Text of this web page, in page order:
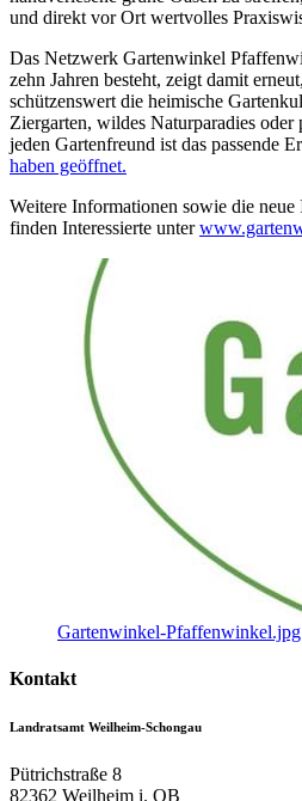
und direkt vor Ort wertvolles
Das Netzwerk Gartenwinkel
zehn Jahren besteht, zeigt damit
schützenswert die heimische
Ziergarten, wildes Naturparadies
jeden Gartenfreund ist das passende
haben geöffnet.
Weitere Informationen sowie die neue
finden Interessierte unter
Gartenwinkel-Pfaffenwinkel.jpg
Kontakt
Landratsamt Weilheim-Schongau
Pütrichstraße 8
82362 Weilheim i. OB